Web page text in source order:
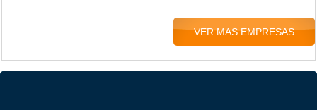
VER MAS EMPRESAS